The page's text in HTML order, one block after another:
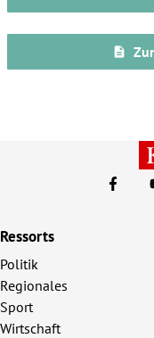
Ressorts
Politik
Regionales
Sport
Wirtschaft